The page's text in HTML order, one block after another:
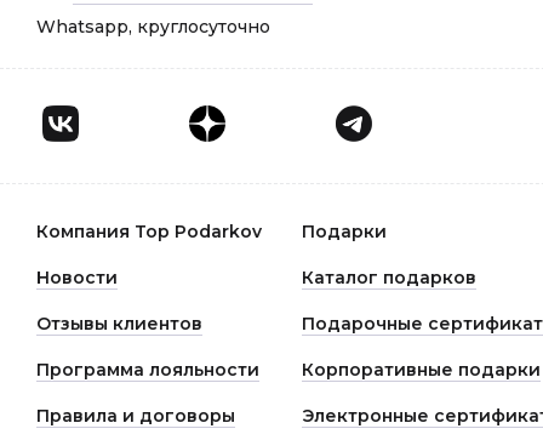
Whatsapp, круглосуточно
Компания Top Podarkov Подарки
Новости Каталог подарков
Отзывы клиентов Подарочные
Программа лояльности Корпоративные подарки
Правила и договоры Электронные